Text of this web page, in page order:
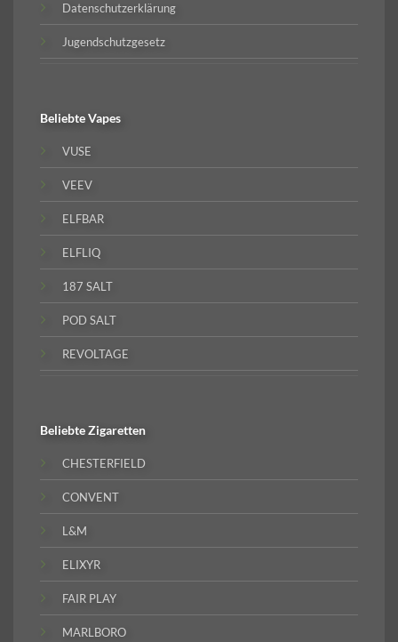
Datenschutzerklärung
Jugendschutzgesetz
BeliebteVapes
VUSE
VEEV
ELFBAR
ELFLIQ
187 SALT
POD SALT
REVOLTAGE
BeliebteZigaretten
CHESTERFIELD
CONVENT
L&M
ELIXYR
FAIR PLAY
MARLBORO